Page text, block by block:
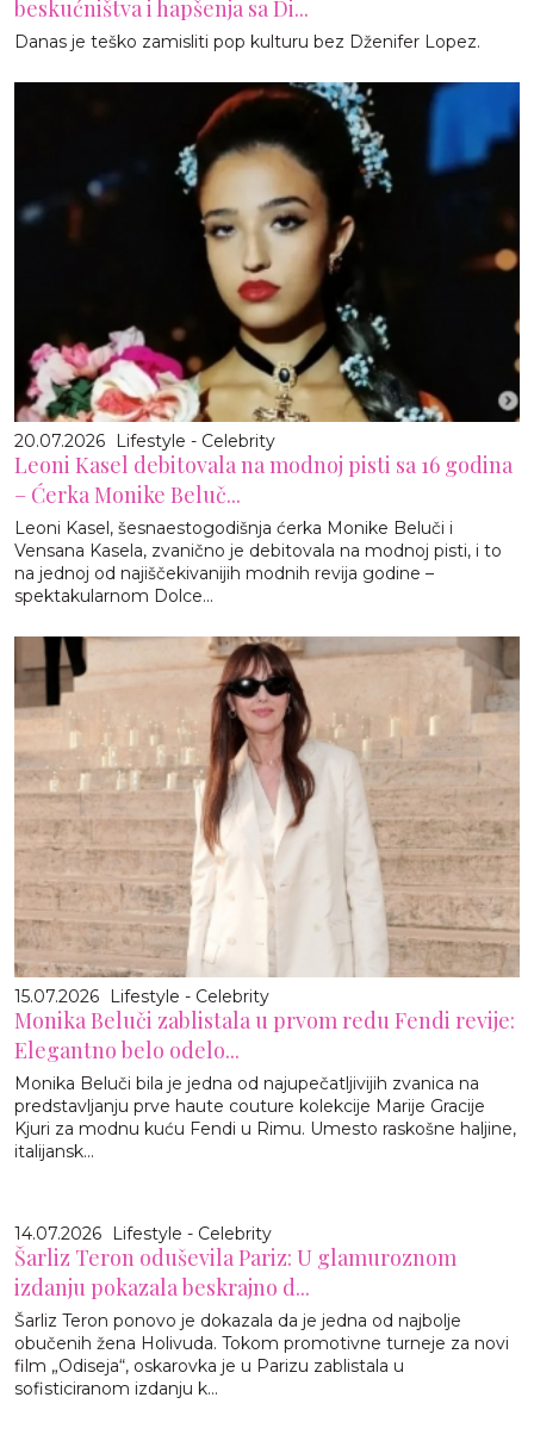
beskućništva i hapšenja sa Di...
Danas je teško zamisliti pop kulturu bez Dženifer Lopez.
20.07.2026 Lifestyle - Celebrity
Leoni Kasel debitovala na modnoj pisti sa 16 godina
– Ćerka Monike Beluč...
Leoni Kasel, šesnaestogodišnja ćerka Monike Beluči i
Vensana Kasela, zvanično je debitovala na modnoj pisti, i to
na jednoj od najiščekivanijih modnih revija godine –
spektakularnom Dolce...
15.07.2026 Lifestyle - Celebrity
Monika Beluči zablistala u prvom redu Fendi revije:
Elegantno belo odelo...
Monika Beluči bila je jedna od najupečatljivijih zvanica na
predstavljanju prve haute couture kolekcije Marije Gracije
Kjuri za modnu kuću Fendi u Rimu. Umesto raskošne haljine,
italijansk...
14.07.2026 Lifestyle - Celebrity
Šarliz Teron oduševila Pariz: U glamuroznom
izdanju pokazala beskrajno d...
Šarliz Teron ponovo je dokazala da je jedna od najbolje
obučenih žena Holivuda. Tokom promotivne turneje za novi
film „Odiseja“, oskarovka je u Parizu zablistala u
sofisticiranom izdanju k...